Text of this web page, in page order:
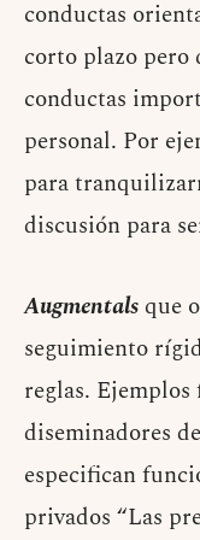
conductas
corto plazo
conductas
personal. Por
para
discusión para
Augmentals que
seguimiento
reglas.
diseminadores
especifican
privados “Las